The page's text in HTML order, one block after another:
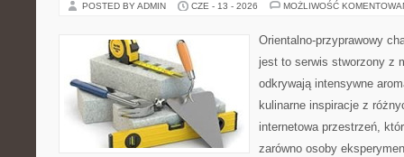
POSTED BY ADMIN CZE - 13 - 2026 MOŻLIWOŚĆ
Orientalno-przyprawowy
jest to serwis stworzony z
odkrywają intensywne
kulinarne inspiracje z
internetowa przestrzeń,
zarówno osoby